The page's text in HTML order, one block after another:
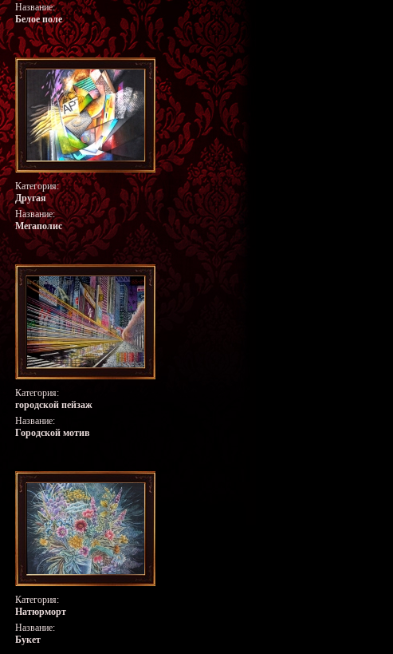
Название:
Белое поле
Категория:
Другая
Название:
Мегаполис
Категория:
городской пейзаж
Название:
Городской мотив
Категория:
Натюрморт
Название:
Букет